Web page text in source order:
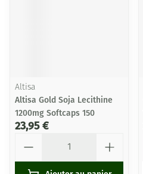
Altisa
Altisa Gold Soja Lecithine
1200mg Softcaps 150
23,95 €